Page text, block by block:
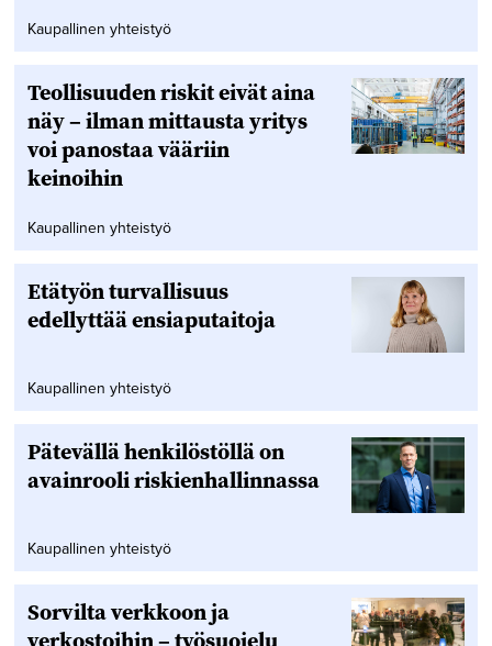
Kaupallinen yhteistyö
Teollisuuden riskit eivät aina
näy – ilman mittausta yritys
voi panostaa vääriin
keinoihin
Kaupallinen yhteistyö
Etätyön turvallisuus
edellyttää ensiaputaitoja
Kaupallinen yhteistyö
Pätevällä henkilöstöllä on
avainrooli riskienhallinnassa
Kaupallinen yhteistyö
Sorvilta verkkoon ja